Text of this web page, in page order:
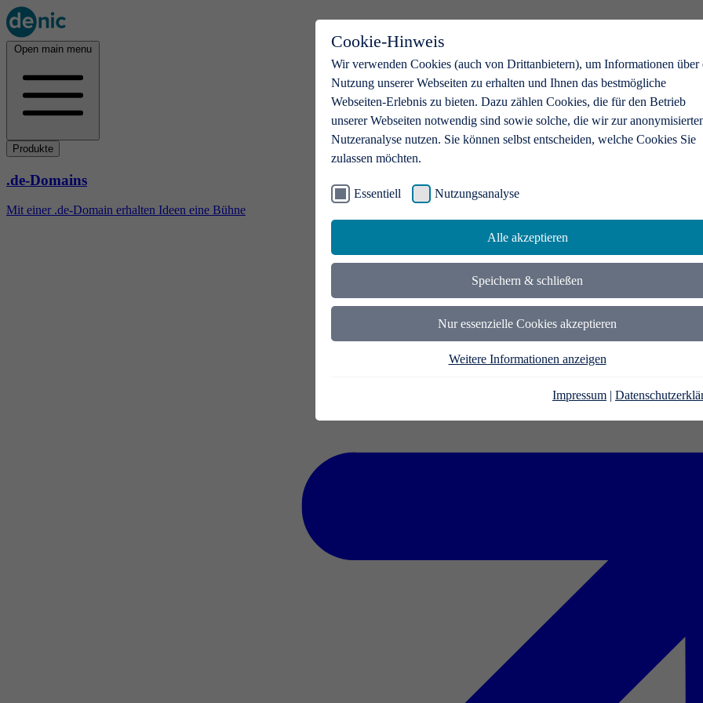
Cookie-Hinweis
Wir verwenden Cookies (auch von Drittanbietern), um Informationen über
Nutzung unserer Webseiten zu erhalten und Ihnen das bestmögliche
Webseiten-Erlebnis zu bieten. Dazu zählen Cookies, die für den Betrieb
unserer Webseiten notwendig sind sowie solche, die wir zur
Nutzeranalyse nutzen. Sie können selbst entscheiden, welche Cookies Sie
zulassen möchten.
Essentiell Nutzungsanalyse
Alle akzeptieren
Speichern & schließen
Nur essenzielle Cookies akzeptieren
Weitere Informationen anzeigen
Impressum |
Open main menu
Produkte
.de-Domains
Mit einer .de-Domain erhalten Ideen eine Bühne